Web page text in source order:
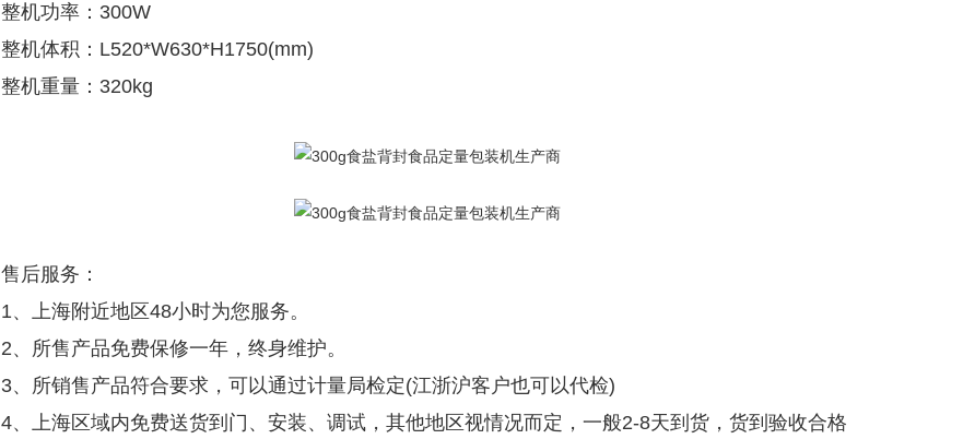
整机功率：300W
整机体积：L520*W630*H1750(mm)
整机重量：320kg
售后服务：
1、上海附近地区48小时为您服务。
2、所售产品免费保修一年，终身维护。
3、所销售产品符合要求，可以通过计量局检定(江浙沪客户也可以代检)
4、上海区域内免费送货到门、安装、调试，其他地区视情况而定，一般2-8天到货，货到验收合格